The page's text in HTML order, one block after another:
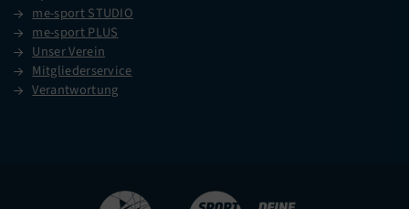
me-sport STUDIO
me-sport PLUS
Unser Verein
Mitgliederservice
Verantwortung